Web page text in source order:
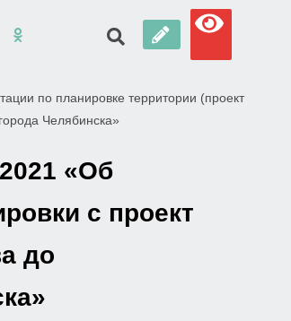
по планировке территории (проект
Челябинска»
«Об
с проект
до